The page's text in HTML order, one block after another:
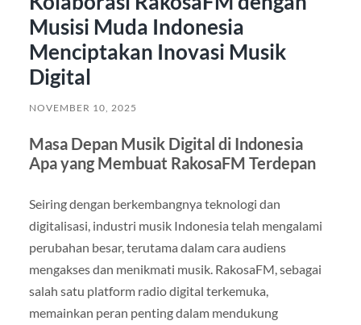
Musisi Muda Indonesia
Menciptakan Inovasi Musik
Digital
NOVEMBER 10, 2025
Masa Depan Musik Digital di Indonesia
Apa yang Membuat RakosaFM Terdepan
Seiring dengan berkembangnya teknologi dan
digitalisasi, industri musik Indonesia telah mengalami
perubahan besar, terutama dalam cara audiens
mengakses dan menikmati musik. RakosaFM, sebagai
salah satu platform radio digital terkemuka,
memainkan peran penting dalam mendukung